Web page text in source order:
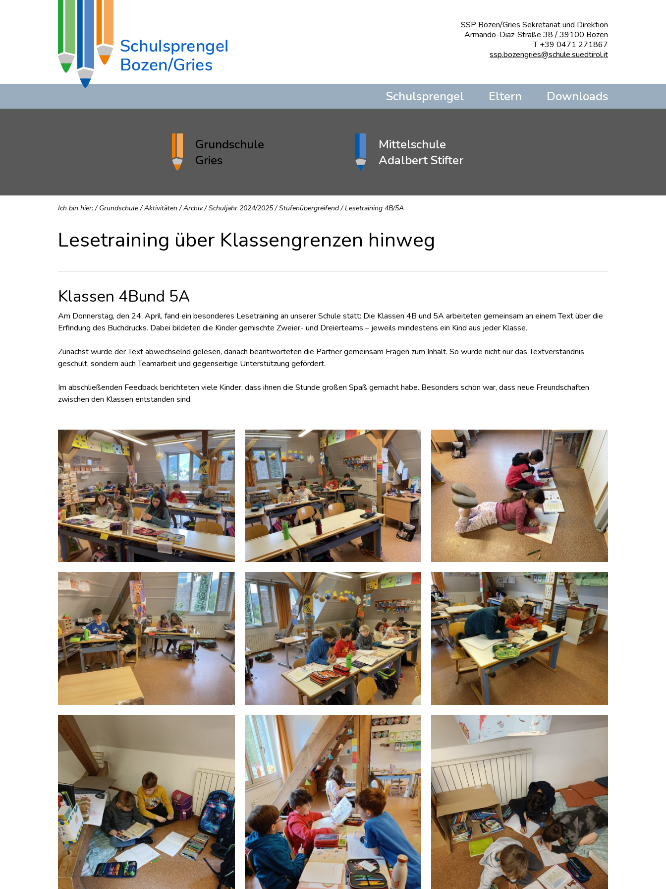
SSP Bozen/Gries Sekretariat und Direktion
Armando-Diaz-Straße 38 / 39100 Bozen
T +39 0471 271867
ssp.bozengries@schule.suedtirol.it
Schulsprengel Eltern Downloads
Grundschule
Gries
Mittelschule
Adalbert Stifter
Ich bin hier:/ Grundschule/Aktivitäten /Archiv/Schuljahr 2024/2025/Stufenübergreifend/Lesetraining 4B/5A
Lesetraining über Klassengrenzen hinweg
Klassen 4Bund 5A
Am Donnerstag, den 24. April, fand ein besonderes Lesetraining an unserer Schule statt: Die Klassen 4B und 5A arbeiteten gemeinsam an einem Text über die
Erfindung des Buchdrucks. Dabei bildeten die Kinder gemischte Zweier- und Dreierteams – jeweils mindestens ein Kind aus jeder Klasse.
Zunächst wurde der Text abwechselnd gelesen, danach beantworteten die Partner gemeinsam Fragen zum Inhalt. So wurde nicht nur das Textverständnis
geschult, sondern auch Teamarbeit und gegenseitige Unterstützung gefördert.
Im abschließenden Feedback berichteten viele Kinder, dass ihnen die Stunde großen Spaß gemacht habe. Besonders schön war, dass neue Freundschaften
zwischen den Klassen entstanden sind.